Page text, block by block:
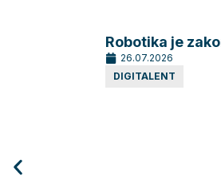
Robotika je
26.07.2026
DIGITALENT